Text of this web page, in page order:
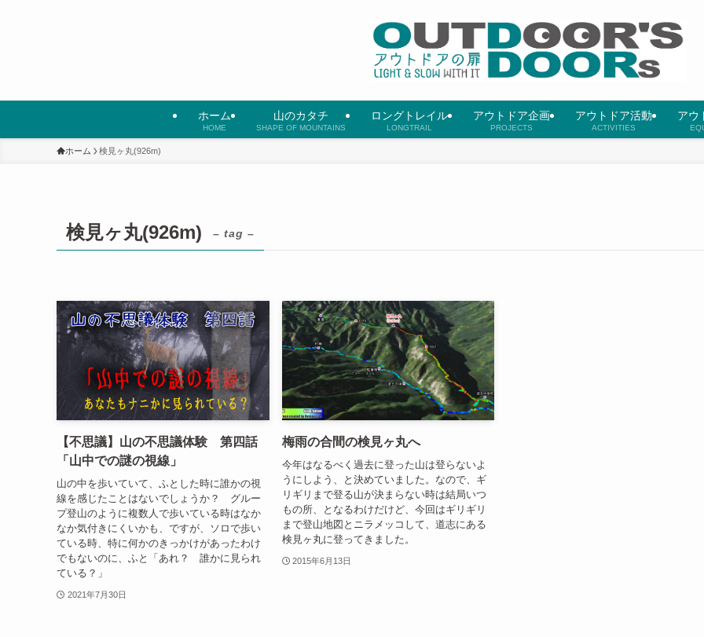
ホーム
HOME
山のカタチ
SHAPE OF MOUNTAINS
ロングトレイル
LONGTRAIL
アウトドア企画
PROJECTS
アウトドア活動
ACTIVITIES
アウ
ホーム 検見ヶ丸(926m)
検見ヶ丸(926m) – tag –
【不思議】山の不思議体験 第四話
「山中での謎の視線」
山の中を歩いていて、ふとした時に誰かの視
線を感じたことはないでしょうか？ グルー
プ登山のように複数人で歩いている時はなか
なか気付きにくいかも、ですが、ソロで歩い
ている時、特に何かのきっかけがあったわけ
でもないのに、ふと「あれ？ 誰かに見られ
ている？」
2021年7月30日
梅雨の合間の検見ヶ丸へ
今年はなるべく過去に登った山は登らないよ
うにしよう、と決めていました。なので、ギ
リギリまで登る山が決まらない時は結局いつ
もの所、となるわけだけど、今回はギリギリ
まで登山地図とニラメッコして、道志にある
検見ヶ丸に登ってきました。
2015年6月13日